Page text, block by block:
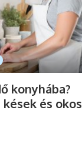
konyhába?
és okos